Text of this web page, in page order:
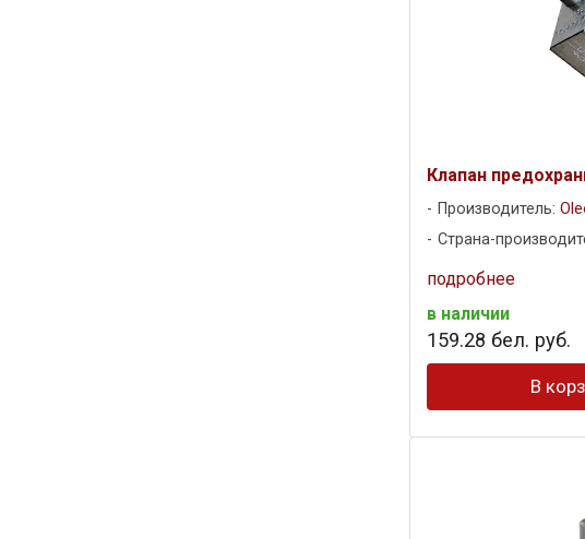
Клапан
Производитель:
Страна-
подробнее
в наличии
159.28 бел. руб.
В